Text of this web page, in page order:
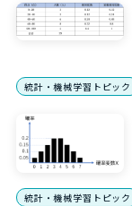
統計・機械学習トピック
統計・機械学習トピック